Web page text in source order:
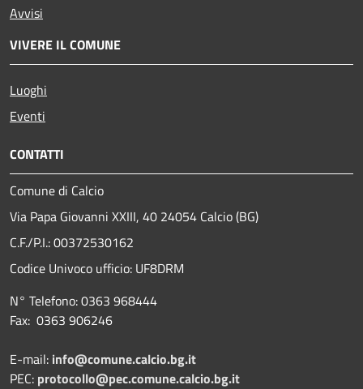
Avvisi
VIVERE IL COMUNE
Luoghi
Eventi
CONTATTI
Comune di Calcio
Via Papa Giovanni XXIII, 40 24054 Calcio (BG)
C.F./P.I.: 00372530162
Codice Univoco ufficio: UF8DRM
N° Telefono: 0363 968444
Fax: 0363 906246
E-mail: info@comune.calcio.bg.it
PEC: protocollo@pec.comune.calcio.bg.it